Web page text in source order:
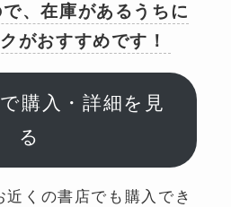
、在庫があるうちに
がおすすめです！
購入・詳細を見
る
くの書店でも購入でき